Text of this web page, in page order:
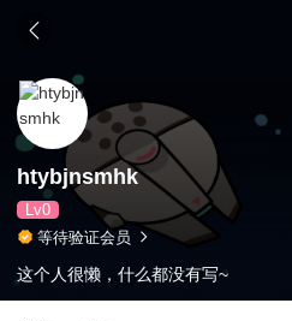
htybjnsmhk
Lv0
等待验证会员
这个人很懒，什么都没有写~